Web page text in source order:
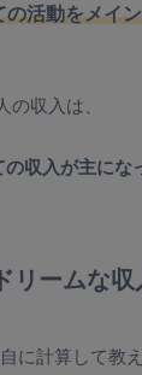
活動をメイ
収入は、
収入が主にな
リームな収
に計算して教